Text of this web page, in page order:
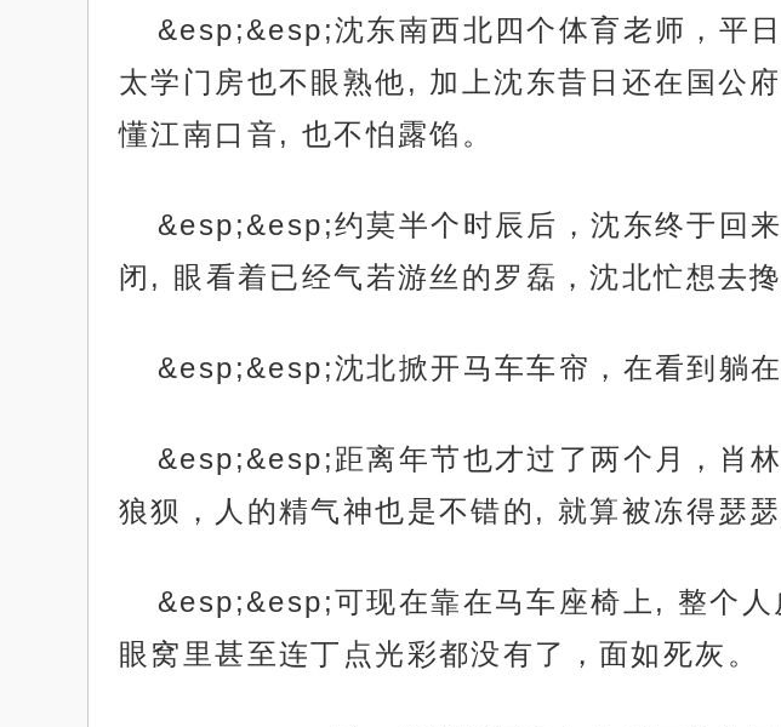
&esp;&esp;沈东南西北四个体育老师，平
太学门房也不眼熟他, 加上沈东昔日还在国公
懂江南口音, 也不怕露馅。
&esp;&esp;约莫半个时辰后，沈东终于回
闭, 眼看着已经气若游丝的罗磊，沈北忙想去
&esp;&esp;沈北掀开马车车帘，在看到躺
&esp;&esp;距离年节也才过了两个月，肖
狼狈，人的精气神也是不错的, 就算被冻得瑟
&esp;&esp;可现在靠在马车座椅上, 整个
眼窝里甚至连丁点光彩都没有了，面如死灰。